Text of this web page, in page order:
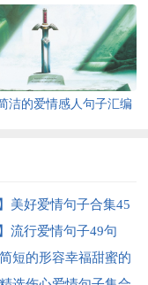
集68条
洁的爱情感人句子汇编
美好爱情句子合集45
流行爱情句子49句
短的形容幸福甜蜜的